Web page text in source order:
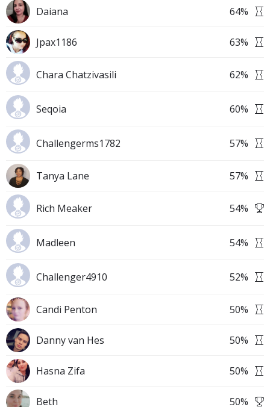
Daiana 64%
Jpax1186 63%
Chara Chatzivasili 62%
Seqoia 60%
Challengerms1782 57%
Tanya Lane 57%
Rich Meaker 54%
Madleen 54%
Challenger4910 52%
Candi Penton 50%
Danny van Hes 50%
Hasna Zifa 50%
Beth 50%